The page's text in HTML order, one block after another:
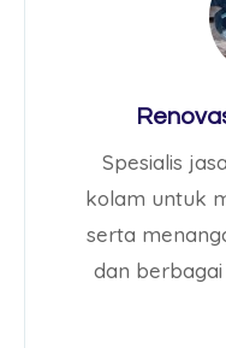
Spesialis
kolam untuk
serta
dan